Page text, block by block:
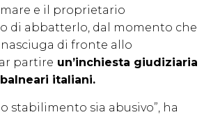
e il proprietario
di abbatterlo, dal momento che
di fronte allo
partire un’inchiesta giudiziaria
italiani.
stabilimento sia abusivo”, ha